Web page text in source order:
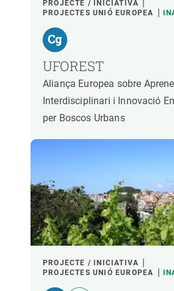
PROJECTE / INICIATIVA
PROJECTES UNIÓ EUROPEA
UFOREST
Aliança Europea sobre
Interdisciplinari i Innovació
per Boscos Urbans
PROJECTE / INICIATIVA
PROJECTES UNIÓ EUROPEA